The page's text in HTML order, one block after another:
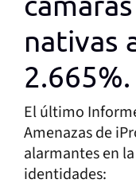
nativas
2.665%.
El último
Amenazas de
alarmantes en
identidades: